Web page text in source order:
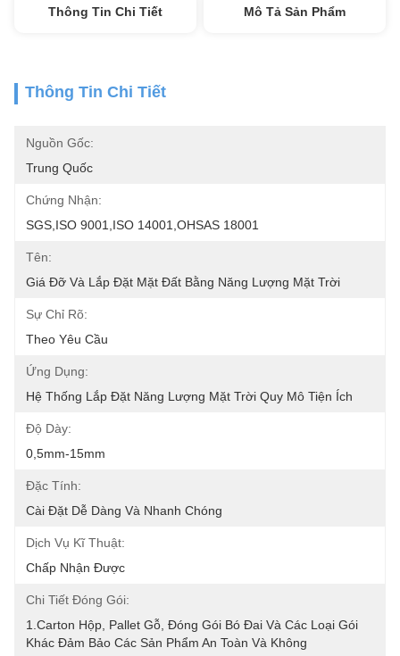
Thông Tin Chi Tiết Mô Tả Sản Phẩm
Thông Tin Chi Tiết
Nguồn Gốc:
Trung Quốc
Chứng Nhận:
SGS,ISO 9001,ISO 14001,OHSAS 18001
Tên:
Giá Đỡ Và Lắp Đặt Mặt Đất Bằng Năng Lượng Mặt Trời
Sự Chỉ Rõ:
Theo Yêu Cầu
Ứng Dụng:
Hệ Thống Lắp Đặt Năng Lượng Mặt Trời Quy Mô Tiện Ích
Độ Dày:
0,5mm-15mm
Đặc Tính:
Cài Đặt Dễ Dàng Và Nhanh Chóng
Dịch Vụ Kĩ Thuật:
Chấp Nhận Được
Chi Tiết Đóng Gói:
1.Carton Hộp, Pallet Gỗ, Đóng Gói Bó Đai Và Các Loại Gói
Khác Đảm Bảo Các Sản Phẩm An Toàn Và Không